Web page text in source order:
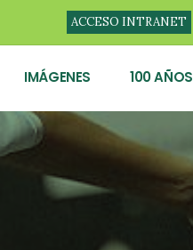
ACCESO INTRANET
IMÁGENES 100 AÑOS